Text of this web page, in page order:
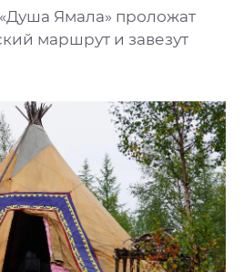
Ямала» проложат
маршрут и завезут